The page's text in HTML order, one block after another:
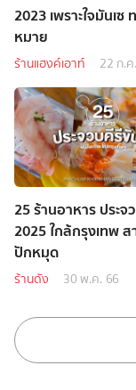
2023 เพราะใจมันเซ
หมาย
ร้านแฮงค์เอาท์ 22 ก.
25 ร้านอาหาร ประจ
2025 ใกล้กรุงเทพ
ปักหมุด
ร้านดัง 30 พ.ค. 66